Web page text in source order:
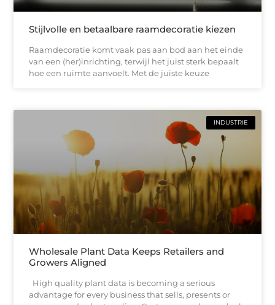
Stijlvolle en betaalbare raamdecoratie kiezen
Raamdecoratie komt vaak pas aan bod aan het einde
van een (her)inrichting, terwijl het juist sterk bepaalt
hoe een ruimte aanvoelt. Met de juiste keuze
INDUSTRIE
Wholesale Plant Data Keeps Retailers and
Growers Aligned
High quality plant data is becoming a serious
advantage for every business that sells, presents or